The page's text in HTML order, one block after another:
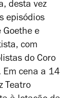
desta vez
episódios
Goethe e
com
do Coro
Em cena a 14
Teatro